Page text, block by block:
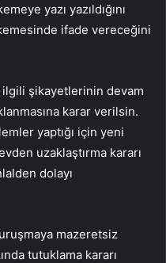
yazı yazıldığını
ifade vereceğini
ilgili şikayetlerinin devam
karar verilsin.
yaptığı için yeni
uzaklaştırma kararı
dolayı
mazeretsiz
tutuklama kararı